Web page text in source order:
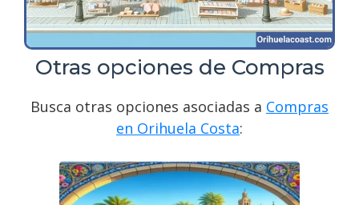
Otras opciones de Compras
Busca otras opciones asociadas a Compras
en Orihuela Costa: